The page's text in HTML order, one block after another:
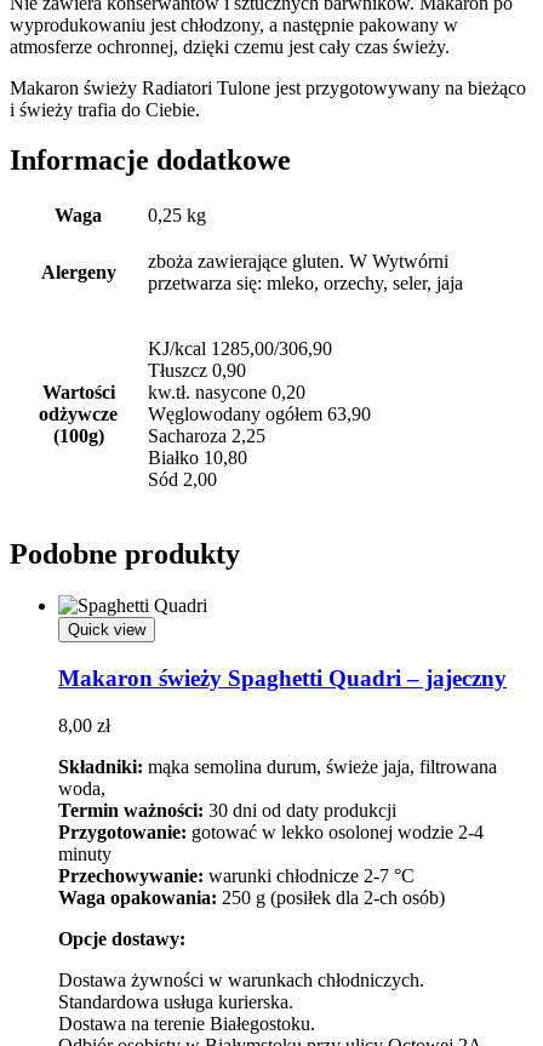
wyprodukowaniu jest chłodzony, a następnie pakowany w
atmosferze ochronnej, dzięki czemu jest cały czas świeży.
Makaron świeży Radiatori Tulone jest przygotowywany na bieżąco
i świeży trafia do Ciebie.
Informacje dodatkowe
Waga 0,25 kg
Alergeny
zboża zawierające gluten. W Wytwórni
przetwarza się: mleko, orzechy, seler, jaja
Wartości
odżywcze
(100g)
KJ/kcal 1285,00/306,90
Tłuszcz 0,90
kw.tł. nasycone 0,20
Węglowodany ogółem 63,90
Sacharoza 2,25
Białko 10,80
Sód 2,00
Podobne produkty
Quick view
Makaron świeży Spaghetti Quadri – jajeczny
8,00 zł
Składniki: mąka semolina durum, świeże jaja, filtrowana
woda,
Termin ważności: 30 dni od daty produkcji
Przygotowanie: gotować w lekko osolonej wodzie 2-4
minuty
Przechowywanie: warunki chłodnicze 2-7 °C
Waga opakowania: 250 g (posiłek dla 2-ch osób)
Opcje dostawy:
Dostawa żywności w warunkach chłodniczych.
Standardowa usługa kurierska.
Dostawa na terenie Białegostoku.